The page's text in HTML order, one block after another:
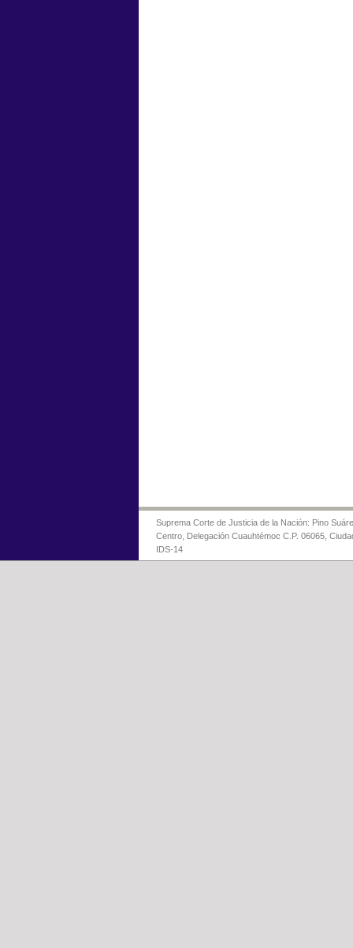
Suprema Corte de Justicia de la Nación: Pino
Centro, Delegación Cuauhtémoc C.P. 06065,
IDS-14